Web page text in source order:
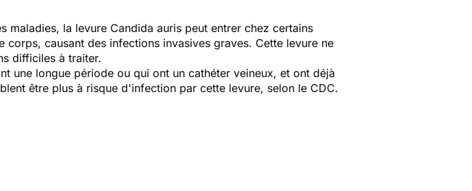
la levure Candida auris peut entrer chez certains
causant des infections invasives graves. Cette levure ne
difficiles à traiter.
une longue période ou qui ont un cathéter veineux, et ont déjà
être plus à risque d'infection par cette levure, selon le CDC.